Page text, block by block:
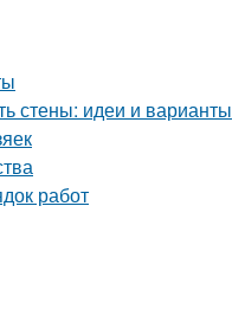
стены: идеи и варианты
работ